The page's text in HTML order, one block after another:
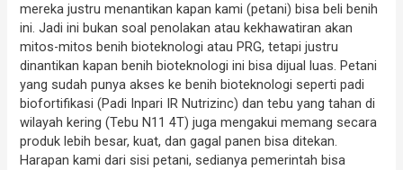
mereka justru menantikan kapan kami (petani) bisa beli benih
ini. Jadi ini bukan soal penolakan atau kekhawatiran akan
mitos-mitos benih bioteknologi atau PRG, tetapi justru
dinantikan kapan benih bioteknologi ini bisa dijual luas. Petani
yang sudah punya akses ke benih bioteknologi seperti padi
biofortifikasi (Padi Inpari IR Nutrizinc) dan tebu yang tahan di
wilayah kering (Tebu N11 4T) juga mengakui memang secara
produk lebih besar, kuat, dan gagal panen bisa ditekan.
Harapan kami dari sisi petani, sedianya pemerintah bisa